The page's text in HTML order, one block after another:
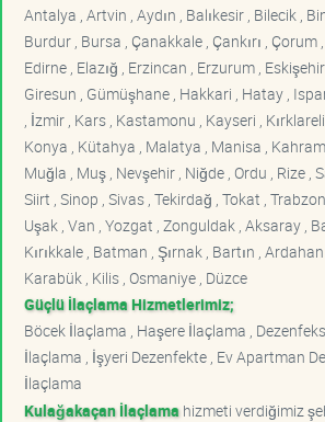
Antalya , Artvin , Aydın , Balıkesir , Bilecik ,
Burdur , Bursa , Çanakkale , Çankırı , Çorum ,
Edirne , Elazığ , Erzincan , Erzurum ,
Giresun , Gümüşhane , Hakkari , Hatay ,
, İzmir , Kars , Kastamonu , Kayseri , Kırklareli
Konya , Kütahya , Malatya , Manisa ,
Muğla , Muş , Nevşehir , Niğde , Ordu , Rize ,
Siirt , Sinop , Sivas , Tekirdağ , Tokat ,
Uşak , Van , Yozgat , Zonguldak , Aksaray ,
Kırıkkale , Batman , Şırnak , Bartın , Ardahan
Karabük , Kilis , Osmaniye , Düzce
Güçlü İlaçlama Hizmetlerimiz;
Böcek İlaçlama , Haşere İlaçlama ,
İlaçlama , İşyeri Dezenfekte , Ev Apartman
İlaçlama
Kulağakaçan İlaçlama hizmeti verdiğimiz